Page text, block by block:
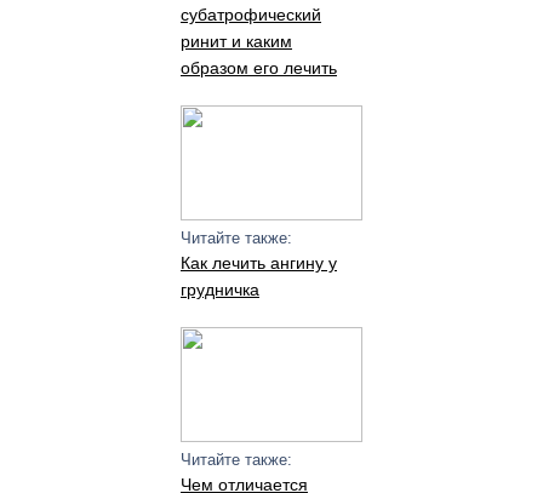
субатрофический
ринит и каким
образом его лечить
Читайте также:
Как лечить ангину у
грудничка
Читайте также:
Чем отличается